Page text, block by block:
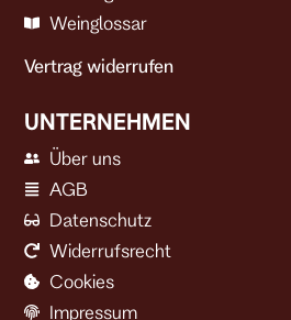
Weinglossar
Vertrag widerrufen
UNTERNEHMEN
Über uns
AGB
Datenschutz
Widerrufsrecht
Cookies
Impressum